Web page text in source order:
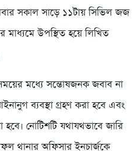
সকাল সাড়ে ১১টায় সিভিল জজ
মাধ্যমে উপস্থিত হয়ে লিখিত
মধ্যে সন্তোষজনক জবাব না
ব্যবস্থা গ্রহণ করা হবে এবং
হবে। নোটিশটি যথাযথভাবে জারি
থানার অফিসার ইনচার্জকে